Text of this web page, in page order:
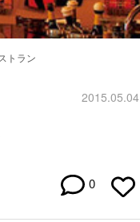
トラン
2015.05.04
0